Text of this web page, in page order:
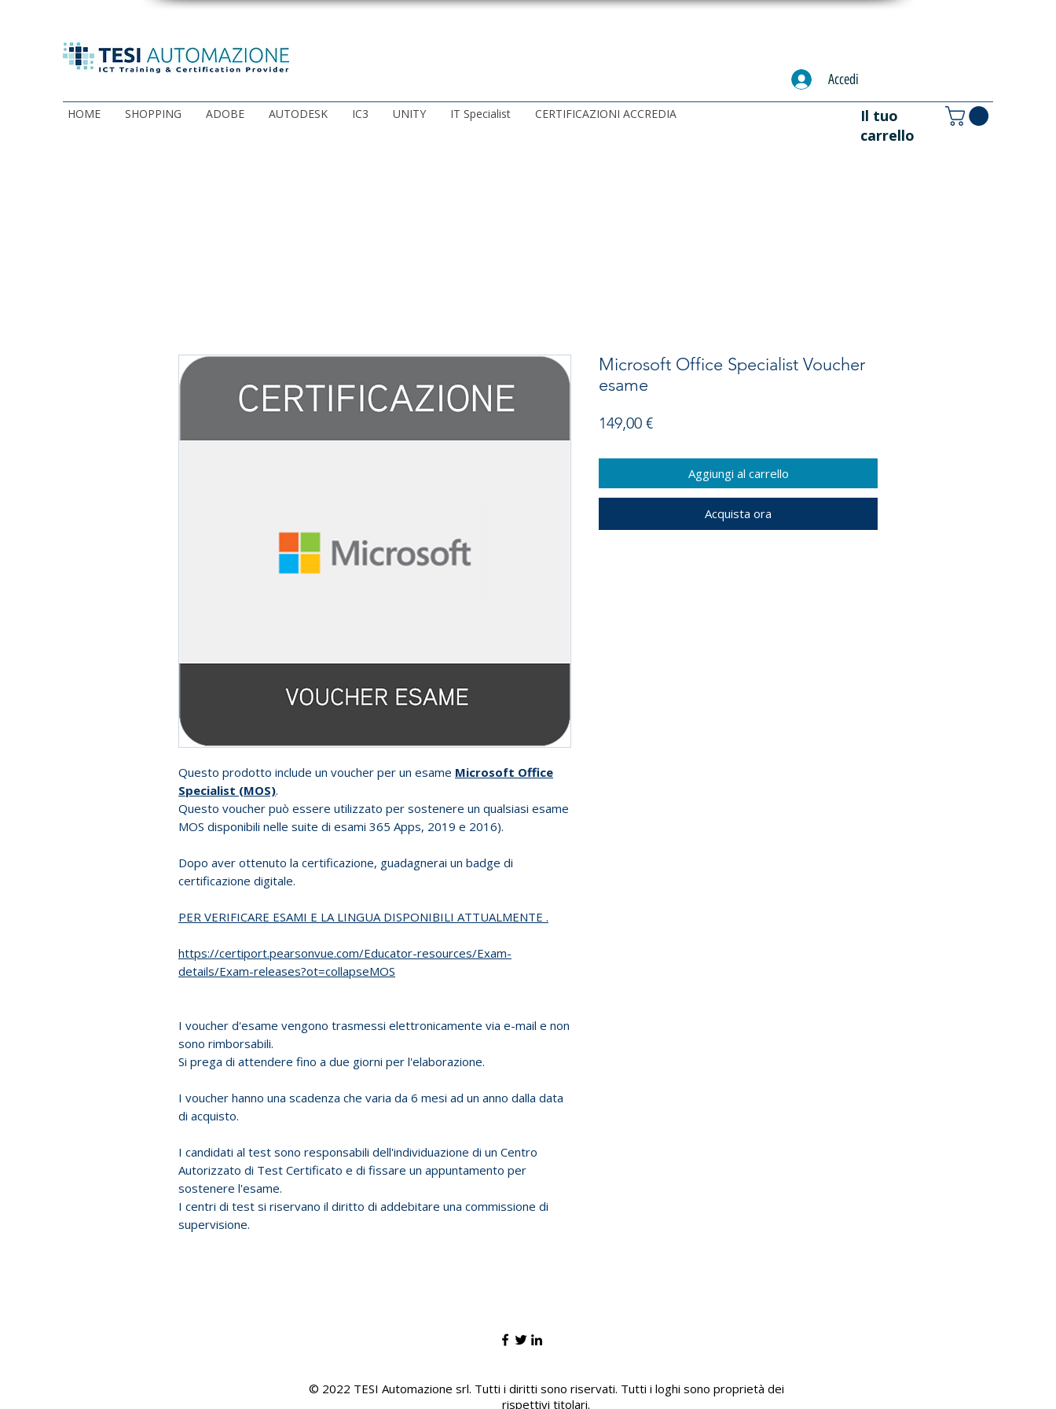
HOME SHOPPING ADOBE AUTODESK IC3 UNITY IT Specialist CERTIFICAZIONI ACCREDIA
Il tuo
carrello
Accedi
Questo prodotto include un voucher per un esame Microsoft Office
Specialist (MOS).
Questo voucher può essere utilizzato per sostenere un qualsiasi esame
MOS disponibili nelle suite di esami 365 Apps, 2019 e 2016).
Dopo aver ottenuto la certificazione, guadagnerai un badge di
certificazione digitale.
PER VERIFICARE ESAMI E LA LINGUA DISPONIBILI ATTUALMENTE .
https://certiport.pearsonvue.com/Educator-resources/Exam-
details/Exam-releases?ot=collapseMOS
I voucher d'esame vengono trasmessi elettronicamente via e-mail e non
sono rimborsabili.
Si prega di attendere fino a due giorni per l'elaborazione.
I voucher hanno una scadenza che varia da 6 mesi ad un anno dalla data
di acquisto.
I candidati al test sono responsabili dell'individuazione di un Centro
Autorizzato di Test Certificato e di fissare un appuntamento per
sostenere l'esame.
I centri di test si riservano il diritto di addebitare una commissione di
supervisione.
Microsoft Office Specialist Voucher
esame
149,00 €Prezzo
Aggiungi al carrello
Acquista ora
© 2022 TESI Automazione srl. Tutti i diritti sono riservati. Tutti i loghi sono proprietà dei
rispettivi titolari.